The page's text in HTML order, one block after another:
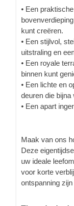
• Een
kunt creëren.
• Een stijlvol,
uitstraling en
• Een royale
binnen kunt
• Een lichte en
deuren die bijna
• Een apart
Maak van ons
Deze
uw ideale
voor korte
ontspanning